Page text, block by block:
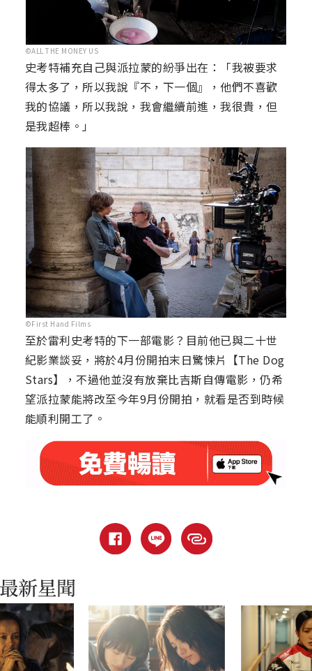
©ALL THE MONEY US
史考特補充自己與派拉蒙的紛爭出在：「我被要求
得太多了，所以我說『不，下一個』，他們不喜歡
我的協議，所以我說，我會繼續前進，我很貴，但
是我超棒。」
©First Hand Films
至於雷利史考特的下一部電影？目前他已與二十世
紀影業談妥，將於4月份開拍末日驚悚片【The Dog
Stars】，不過他並沒有放棄比吉斯自傳電影，仍希
望派拉蒙能將改至今年9月份開拍，就看是否到時候
能順利開工了。